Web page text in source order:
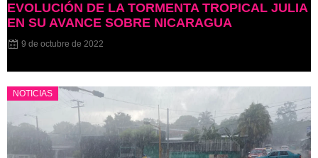
EVOLUCIÓN DE LA TORMENTA TROPICAL JULIA
EN SU AVANCE SOBRE NICARAGUA
9 de octubre de 2022
NOTICIAS